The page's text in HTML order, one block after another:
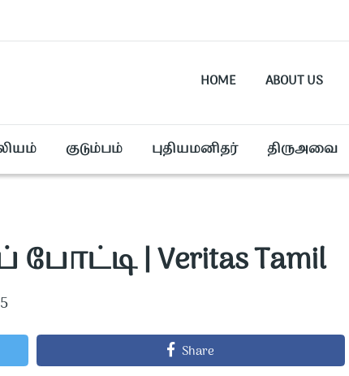
HOME ABOUT US
குடும்பம் புதியமனிதர் திருஅவை
போட்டி | Veritas Tamil
Share